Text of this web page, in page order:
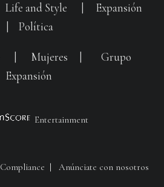
Life and Style
Expansión
Política
Mujeres
Grupo
Expansión
Entertainment
Compliance Anúnciate con nosotros